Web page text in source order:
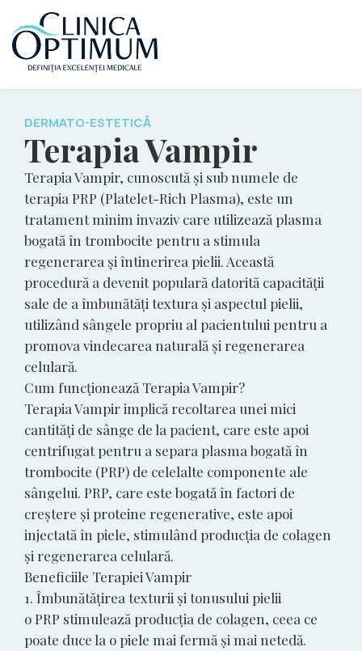
DERMATO-ESTETICĂ
Terapia Vampir
Terapia Vampir, cunoscută și sub numele de
terapia PRP (Platelet-Rich Plasma), este un
tratament minim invaziv care utilizează plasma
bogată în trombocite pentru a stimula
regenerarea și întinerirea pielii. Această
procedură a devenit populară datorită capacității
sale de a îmbunătăți textura și aspectul pielii,
utilizând sângele propriu al pacientului pentru a
promova vindecarea naturală și regenerarea
celulară.
Cum funcționează Terapia Vampir?
Terapia Vampir implică recoltarea unei mici
cantități de sânge de la pacient, care este apoi
centrifugat pentru a separa plasma bogată în
trombocite (PRP) de celelalte componente ale
sângelui. PRP, care este bogată în factori de
creștere și proteine regenerative, este apoi
injectată în piele, stimulând producția de colagen
și regenerarea celulară.
Beneficiile Terapiei Vampir
1. Îmbunătățirea texturii și tonusului pielii
o PRP stimulează producția de colagen, ceea ce
poate duce la o piele mai fermă și mai netedă.